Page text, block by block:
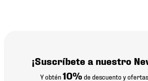
¡Suscríbete a nuestro
Y obtén10% de descuento y